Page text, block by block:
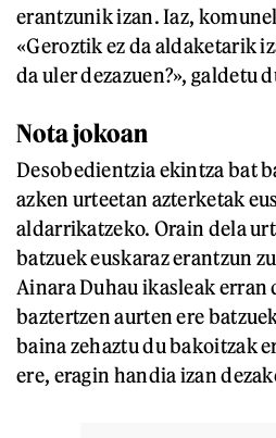
erantzunik izan. Iaz,
«Geroztik ez da aldaketarik
da uler dezazuen?», galdetu
Nota jokoan
Desobedientzia ekintza bat
azken urteetan azterketak
aldarrikatzeko. Orain dela
batzuek euskaraz erantzun
Ainara Duhau ikasleak erran
baztertzen aurten ere
baina zehaztu du bakoitzak
ere, eragin handia izan